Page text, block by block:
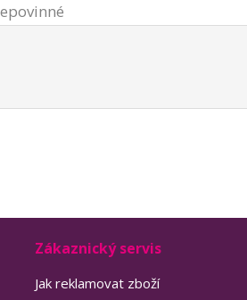
Zákaznický servis
Jak reklamovat zboží